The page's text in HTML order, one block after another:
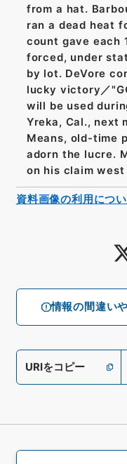
情報の間違い
from a hat.
ran a dead heat
count gave each
forced, under
by lot. DeVore
lucky victory／
will be used
Yreka, Cal., next
Means, old-time
adorn the lucre.
on his claim west
URIをコピー
資料画像の利用につ